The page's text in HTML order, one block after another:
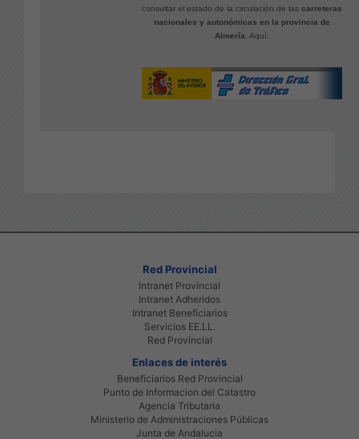
consultar el estado de la circulación de las carreteras
nacionales y autonómicas en la provincia de
Almería . Aquí:
Red Provincial
Intranet Provincial
Intranet Adheridos
Intranet Beneficiarios
Servicios EE.LL.
Red Provincial
Enlaces de interés
Beneficiarios Red Provincial
Punto de Informacion del Catastro
Agencia Tributaria
Ministerio de Administraciones Públicas
Junta de Andalucia